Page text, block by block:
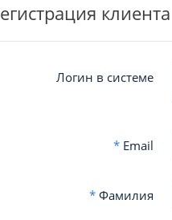
клиента
Логин в системе
*Email
*Фамилия